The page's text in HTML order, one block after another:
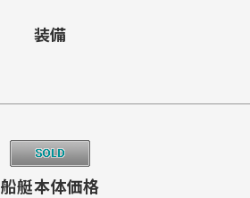
装備
船艇本体価格